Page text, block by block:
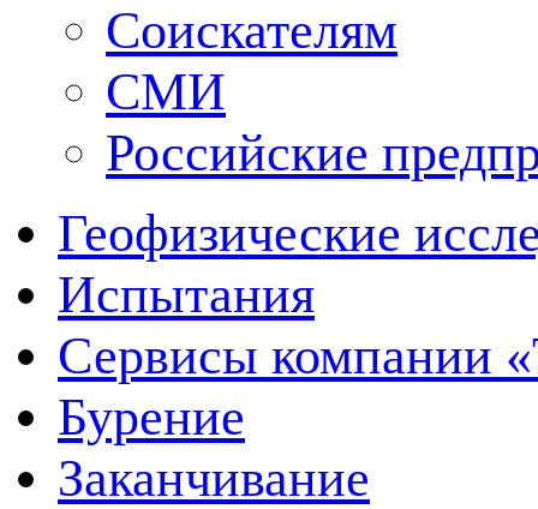
Соискателям
СМИ
Российские
Геофизические
Испытания
Сервисы компании
Бурение
Заканчивание